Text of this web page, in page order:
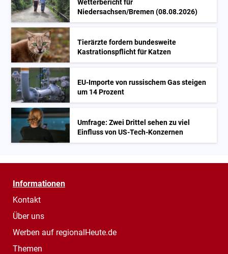
Wetterbericht für
Niedersachsen/Bremen (08.08.2026)
Tierärzte fordern bundesweite
Kastrationspflicht für Katzen
EU-Importe von russischem Gas steigen
um 14 Prozent
Umfrage: Zwei Drittel sehen zu viel
Einfluss von US-Tech-Konzernen
Informationen
Kontakt
Über uns
Werben auf regionalHeute.de
Themen